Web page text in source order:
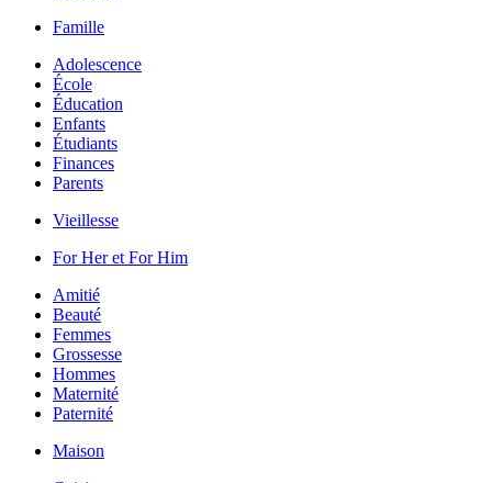
Famille
Adolescence
École
Éducation
Enfants
Étudiants
Finances
Parents
Vieillesse
For Her et For Him
Amitié
Beauté
Femmes
Grossesse
Hommes
Maternité
Paternité
Maison